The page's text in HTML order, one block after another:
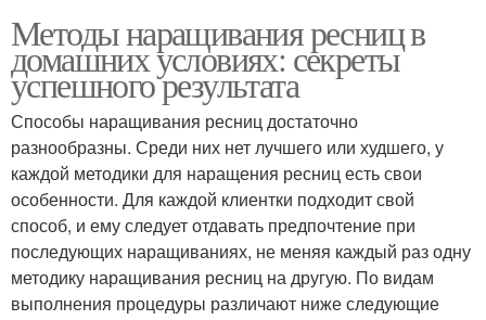
Методы наращивания ресниц в
домашних условиях: секреты
успешного результата
Способы наращивания ресниц достаточно
разнообразны. Среди них нет лучшего или худшего, у
каждой методики для наращения ресниц есть свои
особенности. Для каждой клиентки подходит свой
способ, и ему следует отдавать предпочтение при
последующих наращиваниях, не меняя каждый раз одну
методику наращивания ресниц на другую. По видам
выполнения процедуры различают ниже следующие